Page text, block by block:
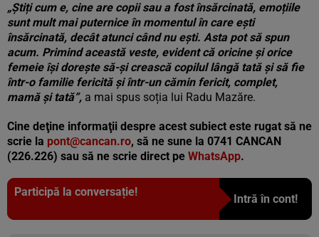
„Știți cum e, cine are copii sau a fost însărcinată, emoțiile
sunt mult mai puternice în momentul în care ești
însărcinată, decât atunci când nu ești. Asta pot să spun
acum. Primind această veste, evident că oricine și orice
femeie își dorește să-și crească copilul lângă tată și să fie
într-o familie fericită și într-un cămin fericit, complet,
mamă și tată”, a mai spus soția lui Radu Mazăre.
Cine deţine informaţii despre acest subiect este rugat să ne
scrie la pont@cancan.ro, să ne sune la 0741 CANCAN
(226.226) sau să ne scrie direct pe WhatsApp.
Participă la conversație!
Intră în cont!